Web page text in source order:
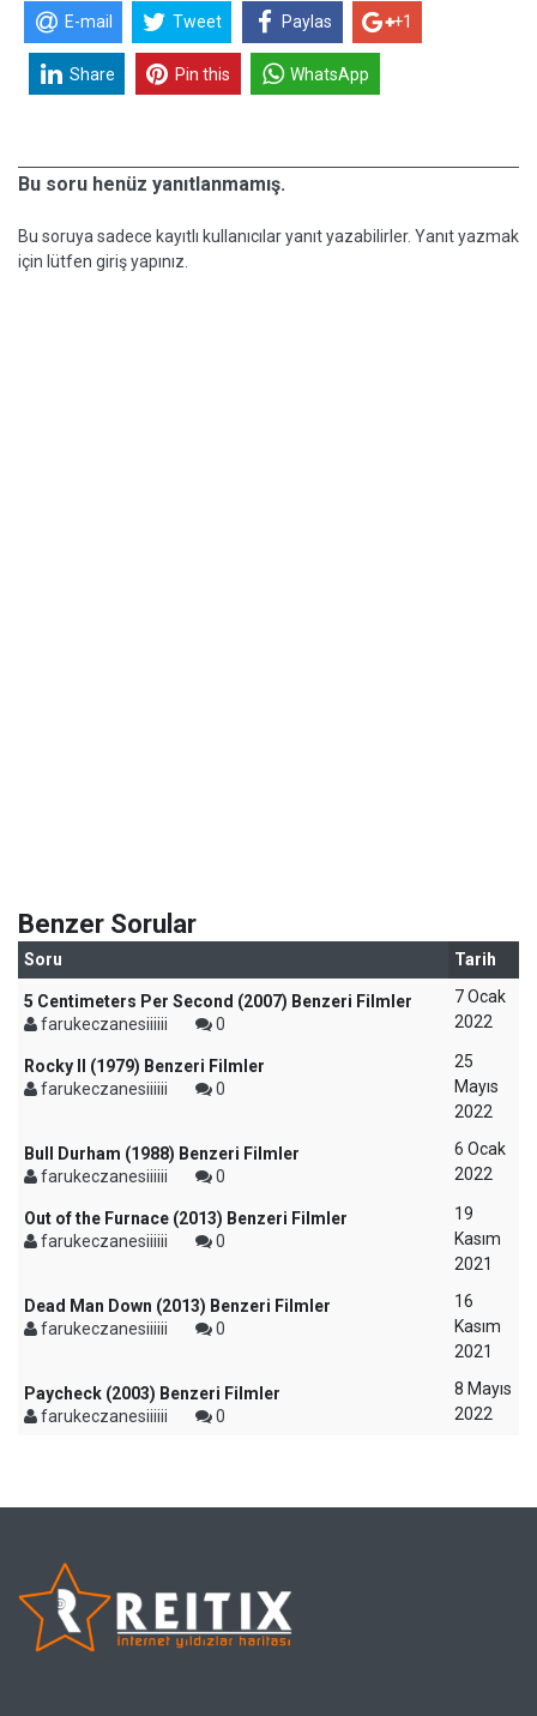
E-mail Tweet Paylas +1
Share Pin this WhatsApp
Bu soru henüz yanıtlanmamış.
Bu soruya sadece kayıtlı kullanıcılar yanıt yazabilirler. Yanıt yazmak
için lütfen giriş yapınız.
Benzer Sorular
Soru Tarih
5 Centimeters Per Second (2007) Benzeri Filmler
farukeczanesiiiiii
0
7 Ocak
2022
Rocky II (1979) Benzeri Filmler
farukeczanesiiiiii
0
25
Mayıs
2022
Bull Durham (1988) Benzeri Filmler
farukeczanesiiiiii
0
6 Ocak
2022
Out of the Furnace (2013) Benzeri Filmler
farukeczanesiiiiii
0
19
Kasım
2021
Dead Man Down (2013) Benzeri Filmler
farukeczanesiiiiii
0
16
Kasım
2021
Paycheck (2003) Benzeri Filmler
farukeczanesiiiiii
0
8 Mayıs
2022